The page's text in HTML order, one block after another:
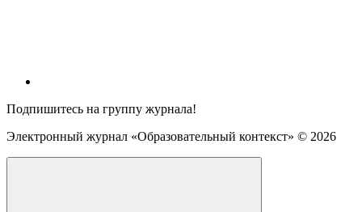
Подпишитесь на группу журнала!
Электронный журнал «Образовательный контекст» © 2026